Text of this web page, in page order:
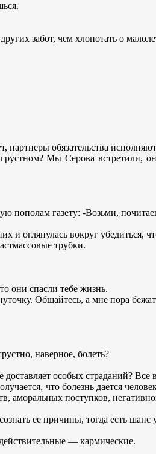
забот, чем хлопотать о
обязательства
Мы Серова встретили, он
пополам газету: -Возьми,
и оглянулась вокруг убедиться,
трубки.
они спасли тебе жизнь.
Общайтесь, а мне пора
наверное, болеть?
особых страданий? Все
что болезнь дается
аморальных поступков,
ее причины, тогда есть шанс
— кармические.